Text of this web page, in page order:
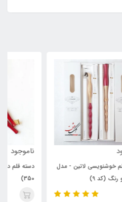
دسته قلم دیپ و آبلیک جانا (کد
350)